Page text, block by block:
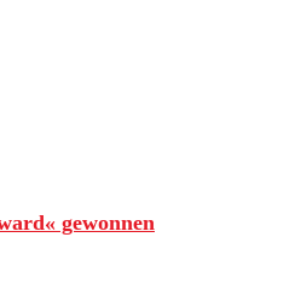
gewonnen